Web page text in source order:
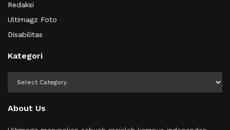
Redaksi
Ultimagz Foto
Disabilitas
Kategori
About Us